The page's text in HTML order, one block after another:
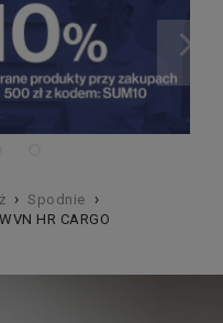
› Spodnie ›
HR CARGO